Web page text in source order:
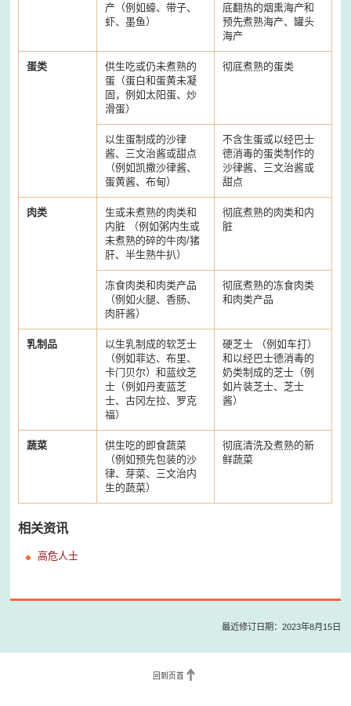
产（例如蠔、带子、
虾、墨鱼）
底翻热的烟熏海产和
预先煮熟海产、罐头
海产
蛋类
供生吃或仍未煮熟的
蛋（蛋白和蛋黄未凝
固，例如太阳蛋、炒
滑蛋）
彻底煮熟的蛋类
以生蛋制成的沙律
酱、三文治酱或甜点
（例如凯撒沙律酱、
蛋黄酱、布甸）
不含生蛋或以经巴士
德消毒的蛋类制作的
沙律酱、三文治酱或
甜点
肉类
生或未煮熟的肉类和
内脏 （例如粥内生或
未煮熟的碎的牛肉/猪
肝、半生熟牛扒）
彻底煮熟的肉类和内
脏
冻食肉类和肉类产品
（例如火腿、香肠、
肉肝酱）
彻底煮熟的冻食肉类
和肉类产品
乳制品
以生乳制成的软芝士
（例如菲达、布里、
卡门贝尔）和蓝纹芝
士（例如丹麦蓝芝
士、古冈左拉、罗克
福）
硬芝士 （例如车打）
和以经巴士德消毒的
奶类制成的芝士（例
如片装芝士、芝士
酱）
蔬菜
供生吃的即食蔬菜
（例如预先包装的沙
律、芽菜、三文治内
生的蔬菜）
彻底清洗及煮熟的新
鲜蔬菜
相关资讯
高危人士
最近修订日期：2023年8月15日
回到页首